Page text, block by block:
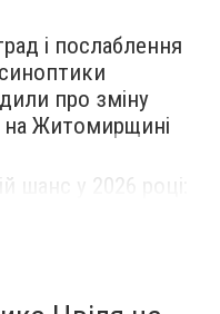
і послаблення
про зміну
на Житомирщині
шанс у 2026 році:
водійок автобусів